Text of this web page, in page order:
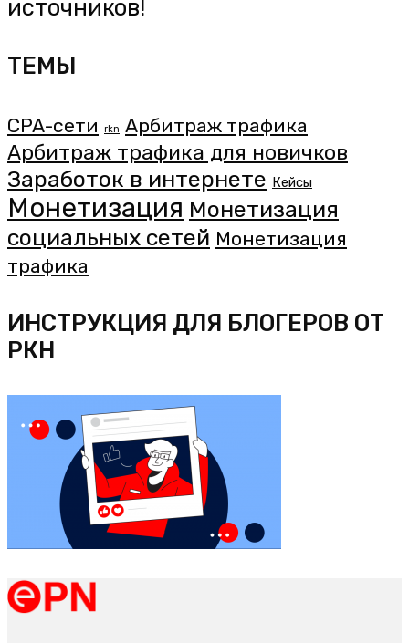
источников!
ТЕМЫ
CPA-сети rkn Арбитраж трафика
Арбитраж трафика для новичков
Заработок в интернете Кейсы
Монетизация Монетизация
социальных сетей Монетизация
трафика
ИНСТРУКЦИЯ ДЛЯ БЛОГЕРОВ ОТ
РКН